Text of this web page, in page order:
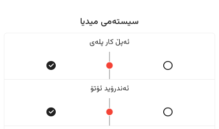
سیستەمی میدیا
ئەپڵ کار پلەی
ئەندرۆید ئۆتۆ